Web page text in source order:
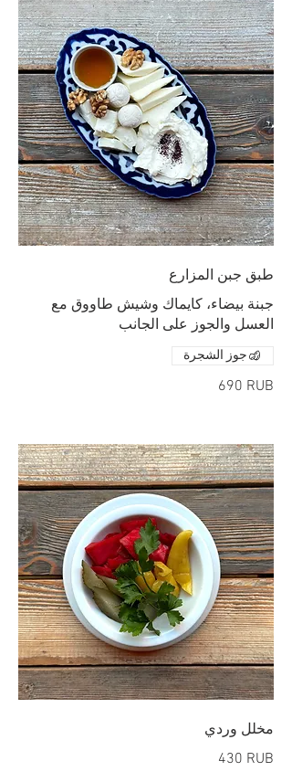
طبق جبن المزارع
جبنة بيضاء، كايماك وشيش طاووق مع
العسل والجوز على الجانب
‏690 RUB
جوز الشجرة
مخلل وردي
‏430 RUB